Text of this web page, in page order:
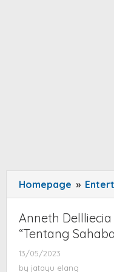
Homepage »
Anneth
“Tentang
13/05/2023
jatayu
by jatayu elang